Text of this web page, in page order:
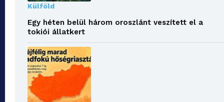
Külföld
Egy héten belül három oroszlánt veszített el a
tokiói állatkert